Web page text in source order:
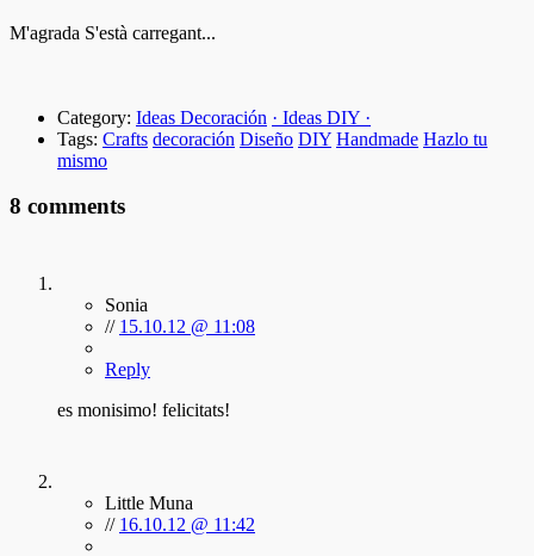
M'agrada S'està carregant...
Category: Ideas Decoración · Ideas DIY ·
Tags: Crafts decoración Diseño DIY Handmade Hazlo tu
mismo
8 comments
Sonia
// 15.10.12 @ 11:08
Reply
es monisimo! felicitats!
Little Muna
// 16.10.12 @ 11:42